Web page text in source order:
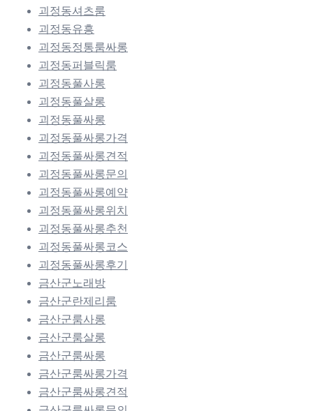
괴정동셔츠룸
괴정동유흥
괴정동정통룸싸롱
괴정동퍼블릭룸
괴정동풀사롱
괴정동풀살롱
괴정동풀싸롱
괴정동풀싸롱가격
괴정동풀싸롱견적
괴정동풀싸롱문의
괴정동풀싸롱예약
괴정동풀싸롱위치
괴정동풀싸롱추천
괴정동풀싸롱코스
괴정동풀싸롱후기
금산군노래방
금산군란제리룸
금산군룸사롱
금산군룸살롱
금산군룸싸롱
금산군룸싸롱가격
금산군룸싸롱견적